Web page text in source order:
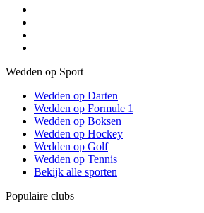
Wedden op Sport
Wedden op Darten
Wedden op Formule 1
Wedden op Boksen
Wedden op Hockey
Wedden op Golf
Wedden op Tennis
Bekijk alle sporten
Populaire clubs